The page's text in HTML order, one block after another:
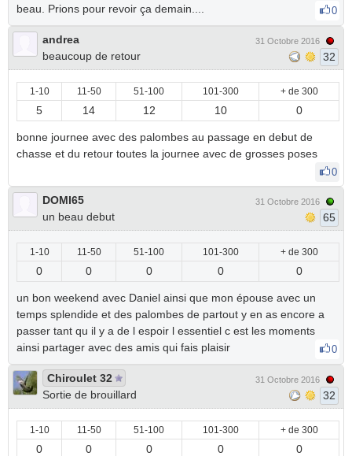
beau. Prions pour revoir ça demain....
0
andrea
beaucoup de retour
31 Octobre 2016
32
1-10 11-50 51-100 101-300 + de 300
5 14 12 10 0
bonne journee avec des palombes au passage en debut de
chasse et du retour toutes la journee avec de grosses poses
0
DOMI65
un beau debut
31 Octobre 2016
65
1-10 11-50 51-100 101-300 + de 300
0 0 0 0 0
un bon weekend avec Daniel ainsi que mon épouse avec un
temps splendide et des palombes de partout y en as encore a
passer tant qu il y a de l espoir l essentiel c est les moments
ainsi partager avec des amis qui fais plaisir
0
Chiroulet 32
Sortie de brouillard
31 Octobre 2016
32
1-10 11-50 51-100 101-300 + de 300
0 0 0 0 0